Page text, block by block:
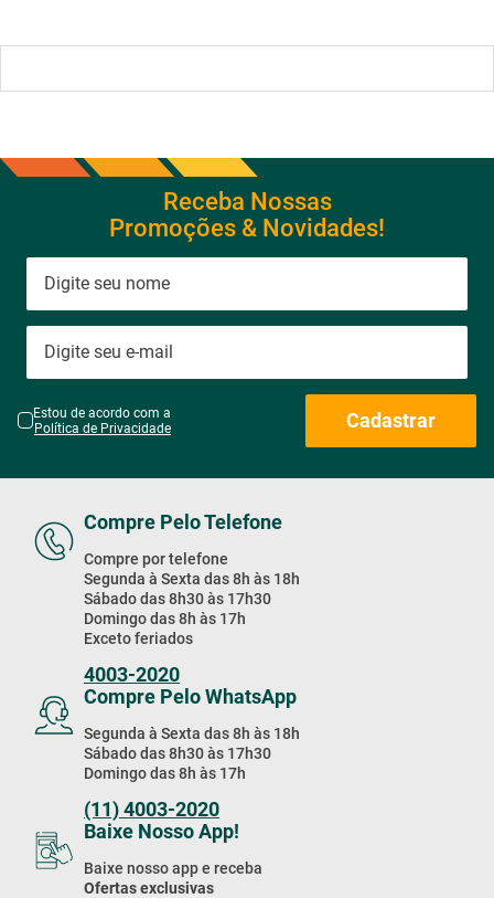
Receba Nossas
Promoções & Novidades!
Estou de acordo com a
Política de Privacidade
Cadastrar
Compre Pelo Telefone
Compre por telefone
Segunda à Sexta das 8h às 18h
Sábado das 8h30 às 17h30
Domingo das 8h às 17h
Exceto feriados
4003-2020
Compre Pelo WhatsApp
Segunda à Sexta das 8h às 18h
Sábado das 8h30 às 17h30
Domingo das 8h às 17h
(11) 4003-2020
Baixe Nosso App!
Baixe nosso app e receba
Ofertas exclusivas